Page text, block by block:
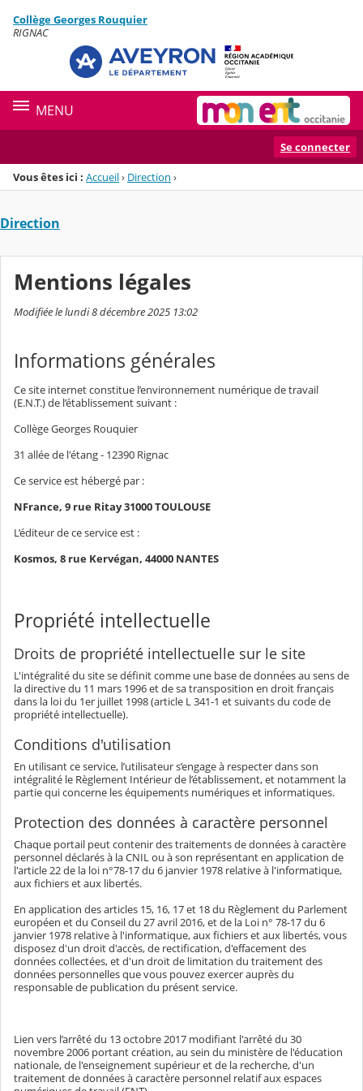
Menu de la rubrique
Contenu
Collège Georges Rouquier
RIGNAC
MENU
Se connecter
Vous êtes ici : Accueil› Direction ›
Direction
Mentions légales
Modifiée le lundi 8 décembre 2025 13:02
Informations générales
Ce site internet constitue l’environnement numérique de travail
(E.N.T.) de l’établissement suivant :
Collège Georges Rouquier
31 allée de l'étang - 12390 Rignac
Ce service est hébergé par :
NFrance, 9 rue Ritay 31000 TOULOUSE
L’éditeur de ce service est :
Kosmos, 8 rue Kervégan, 44000 NANTES
Propriété intellectuelle
Droits de propriété intellectuelle sur le site
L'intégralité du site se définit comme une base de données au sens de
la directive du 11 mars 1996 et de sa transposition en droit français
dans la loi du 1er juillet 1998 (article L 341-1 et suivants du code de
propriété intellectuelle).
Conditions d'utilisation
En utilisant ce service, l’utilisateur s’engage à respecter dans son
intégralité le Règlement Intérieur de l’établissement, et notamment la
partie qui concerne les équipements numériques et informatiques.
Protection des données à caractère personnel
Chaque portail peut contenir des traitements de données à caractère
personnel déclarés à la CNIL ou à son représentant en application de
l'article 22 de la loi n°78-17 du 6 janvier 1978 relative à l'informatique,
aux fichiers et aux libertés.
En application des articles 15, 16, 17 et 18 du Règlement du Parlement
européen et du Conseil du 27 avril 2016, et de la Loi n° 78-17 du 6
janvier 1978 relative à l'informatique, aux fichiers et aux libertés, vous
disposez d'un droit d'accès, de rectification, d'effacement des
données collectées, et d'un droit de limitation du traitement des
données personnelles que vous pouvez exercer auprès du
responsable de publication du présent service.
Lien vers l’arrêté du 13 octobre 2017 modifiant l'arrêté du 30
novembre 2006 portant création, au sein du ministère de l'éducation
nationale, de l'enseignement supérieur et de la recherche, d'un
traitement de données à caractère personnel relatif aux espaces